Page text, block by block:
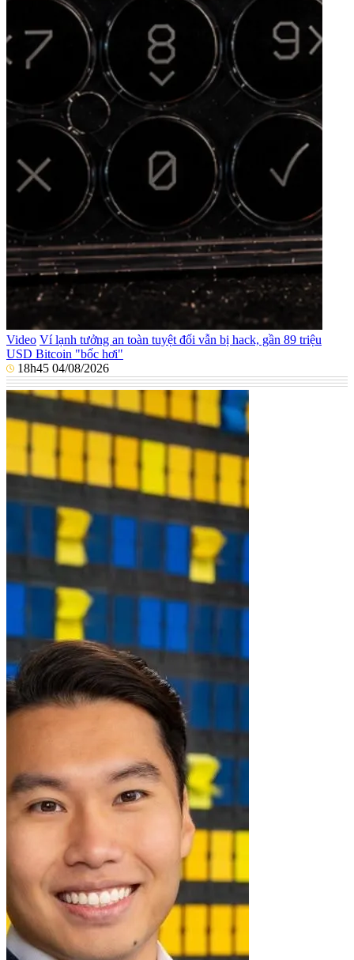
Video Ví lạnh tưởng an toàn tuyệt đối vẫn bị hack, gần 89 triệu
USD Bitcoin "bốc hơi"
18h45 04/08/2026